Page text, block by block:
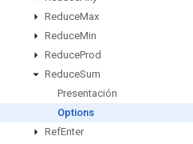
ReduceMax
ReduceMin
ReduceProd
ReduceSum
Presentación
Options
RefEnter